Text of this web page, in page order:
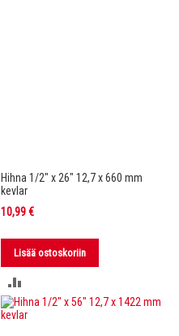
Hihna 1/2" x 26" 12,7 x 660 mm
kevlar
10,99 €
Lisää ostoskoriin
VERTAILUUN